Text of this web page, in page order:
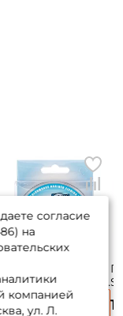
Sufix Ice Braid 50м.
0.06мм. BLUE
1 190 ₽ 1
согласие
на
компанией
ул. Л.